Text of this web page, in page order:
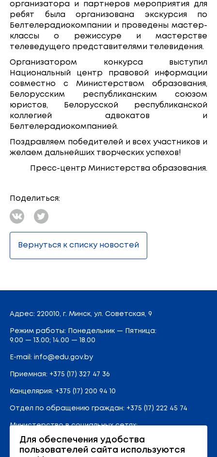
организатора и партнеров мероприятия для
ребят была организована экскурсия по
Белтелерадиокомпании и проведены мастер-
классы о режиссуре и мастерстве
телеведущего представителями телевидения.
Организатором конкурса выступил
Национальный центр правовой информации
совместно с Министерством образования,
Белорусским республиканским союзом
юристов, Белорусской республиканской
коллегией адвокатов и
Белтелерадиокомпанией.
Поздравляем победителей и всех участников и
желаем дальнейших творческих успехов!
Пресс-центр Министерства образования.
Поделиться:
Вернуться к списку новостей
Адрес: 220010, г. Минск, ул. Советская, 9
Режим работы: Понедельник — Пятница:
9.00 — 13.00; 14.00 — 18.00
E-mail: info@edu.gov.by
Приемная: +375 (17) 327 47 36
Канцелярия: +375 (17) 200 94 10
Отдел по обращению граждан: +375 (17) 222 45 74
Министерство в социальных сетях:
Для обеспечения удобства
пользователей сайта используются